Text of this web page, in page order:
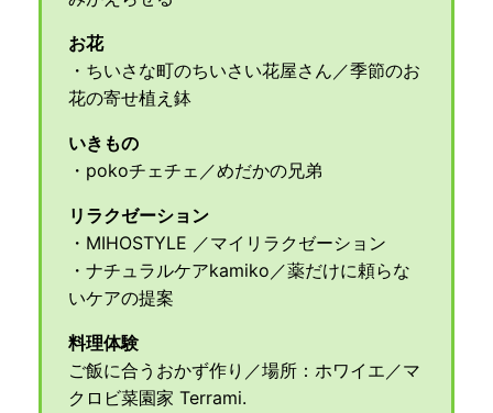
お花
・ちいさな町のちいさい花屋さん／季節のお
花の寄せ植え鉢
いきもの
・pokoチェチェ／めだかの兄弟
リラクゼーション
・MIHOSTYLE ／マイリラクゼーション
・ナチュラルケアkamiko／薬だけに頼らな
いケアの提案
料理体験
ご飯に合うおかず作り／場所：ホワイエ／マ
クロビ菜園家 Terrami.